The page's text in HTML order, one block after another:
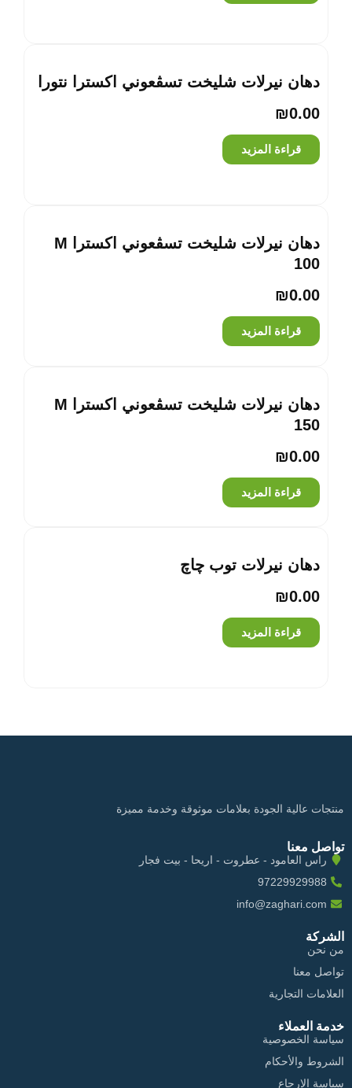
دهان نيرلات شليخت تسڤعوني اكسترا نتورا
₪0.00
قراءة المزيد
دهان نيرلات شليخت تسڤعوني اكسترا M
100
₪0.00
قراءة المزيد
دهان نيرلات شليخت تسڤعوني اكسترا M
150
₪0.00
قراءة المزيد
دهان نيرلات توب چاچ
₪0.00
قراءة المزيد
منتجات عالية الجودة بعلامات موثوقة وخدمة مميزة
تواصل معنا
راس العامود - عطروت - اريحا - بيت فجار
97229929988
info@zaghari.com
الشركة
من نحن
تواصل معنا
العلامات التجارية
خدمة العملاء
سياسة الخصوصية
الشروط والأحكام
سياسة الإرجاع